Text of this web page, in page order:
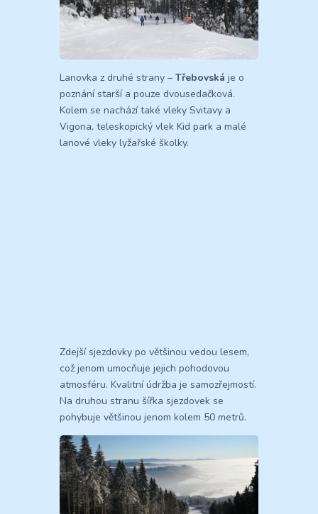
Lanovka z druhé strany – Třebovská je o
poznání starší a pouze dvousedačková.
Kolem se nachází také vleky Svitavy a
Vigona, teleskopický vlek Kid park a malé
lanové vleky lyžařské školky.
Zdejší sjezdovky po většinou vedou lesem,
což jenom umocňuje jejich pohodovou
atmosféru. Kvalitní údržba je samozřejmostí.
Na druhou stranu šířka sjezdovek se
pohybuje většinou jenom kolem 50 metrů.